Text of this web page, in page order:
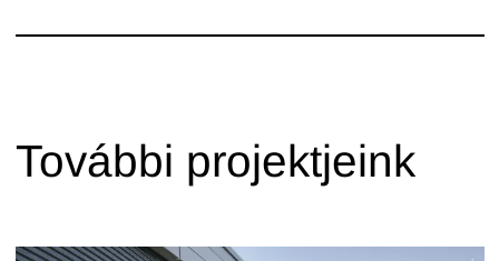
További projektjeink